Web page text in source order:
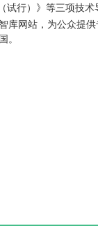
试行）》等三项技术
库网站，为公众提
。